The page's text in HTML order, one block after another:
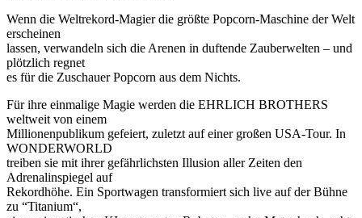
Wenn die Weltrekord-Magier die größte Popcorn-Maschine der Welt
erscheinen
lassen, verwandeln sich die Arenen in duftende Zauberwelten – und
plötzlich regnet
es für die Zuschauer Popcorn aus dem Nichts.
Für ihre einmalige Magie werden die EHRLICH BROTHERS
weltweit von einem
Millionenpublikum gefeiert, zuletzt auf einer großen USA-Tour. In
WONDERWORLD
treiben sie mit ihrer gefährlichsten Illusion aller Zeiten den
Adrenalinspiegel auf
Rekordhöhe. Ein Sportwagen transformiert sich live auf der Bühne
zu “Titanium“,